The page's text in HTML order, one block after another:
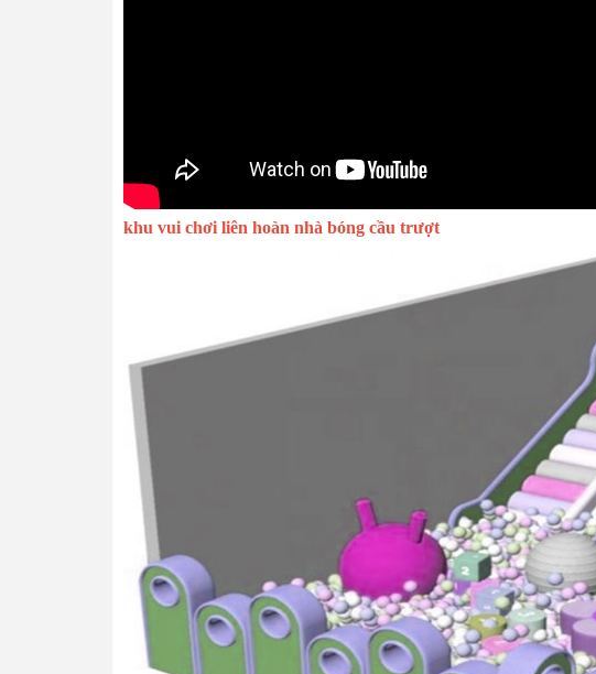
khu vui chơi liên hoàn nhà bóng cầu trượt